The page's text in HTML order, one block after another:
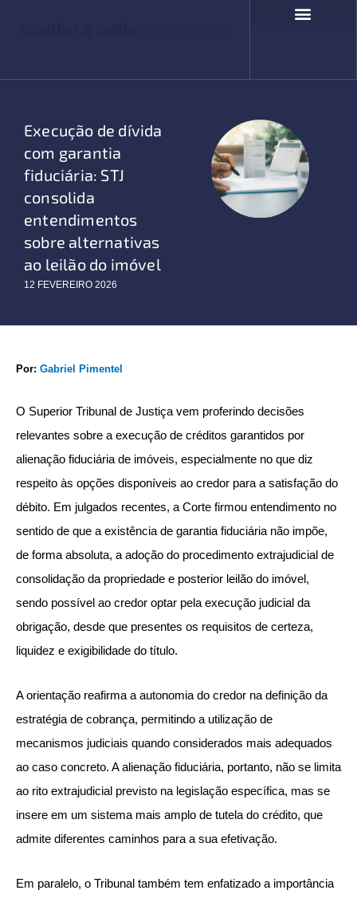
Execução de dívida
com garantia
fiduciária: STJ
consolida
entendimentos
sobre alternativas
ao leilão do imóvel
12 FEVEREIRO 2026
Por: Gabriel Pimentel
O Superior Tribunal de Justiça vem proferindo decisões
relevantes sobre a execução de créditos garantidos por
alienação fiduciária de imóveis, especialmente no que diz
respeito às opções disponíveis ao credor para a satisfação do
débito. Em julgados recentes, a Corte firmou entendimento no
sentido de que a existência de garantia fiduciária não impõe,
de forma absoluta, a adoção do procedimento extrajudicial de
consolidação da propriedade e posterior leilão do imóvel,
sendo possível ao credor optar pela execução judicial da
obrigação, desde que presentes os requisitos de certeza,
liquidez e exigibilidade do título.
A orientação reafirma a autonomia do credor na definição da
estratégia de cobrança, permitindo a utilização de
mecanismos judiciais quando considerados mais adequados
ao caso concreto. A alienação fiduciária, portanto, não se limita
ao rito extrajudicial previsto na legislação específica, mas se
insere em um sistema mais amplo de tutela do crédito, que
admite diferentes caminhos para a sua efetivação.
Em paralelo, o Tribunal também tem enfatizado a importância